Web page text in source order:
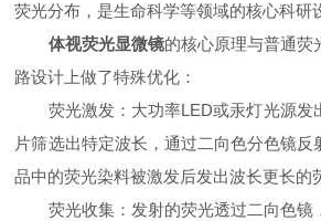
荧光分布，是生命科学等领域的核心科研
体视荧光显微镜的核心原理与普通荧
路设计上做了特殊优化：
荧光激发：大功率LED或汞灯光源发
片筛选出特定波长，通过二向色分色镜
品中的荧光染料被激发后发出波长更长的
荧光收集：发射的荧光透过二向色镜